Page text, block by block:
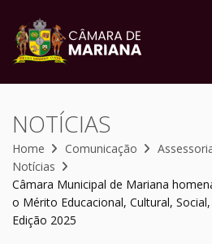
NOTÍCIAS
Home Comunicação
Notícias
Câmara Municipal de Mariana
o Mérito Educacional, Cultural,
Edição 2025